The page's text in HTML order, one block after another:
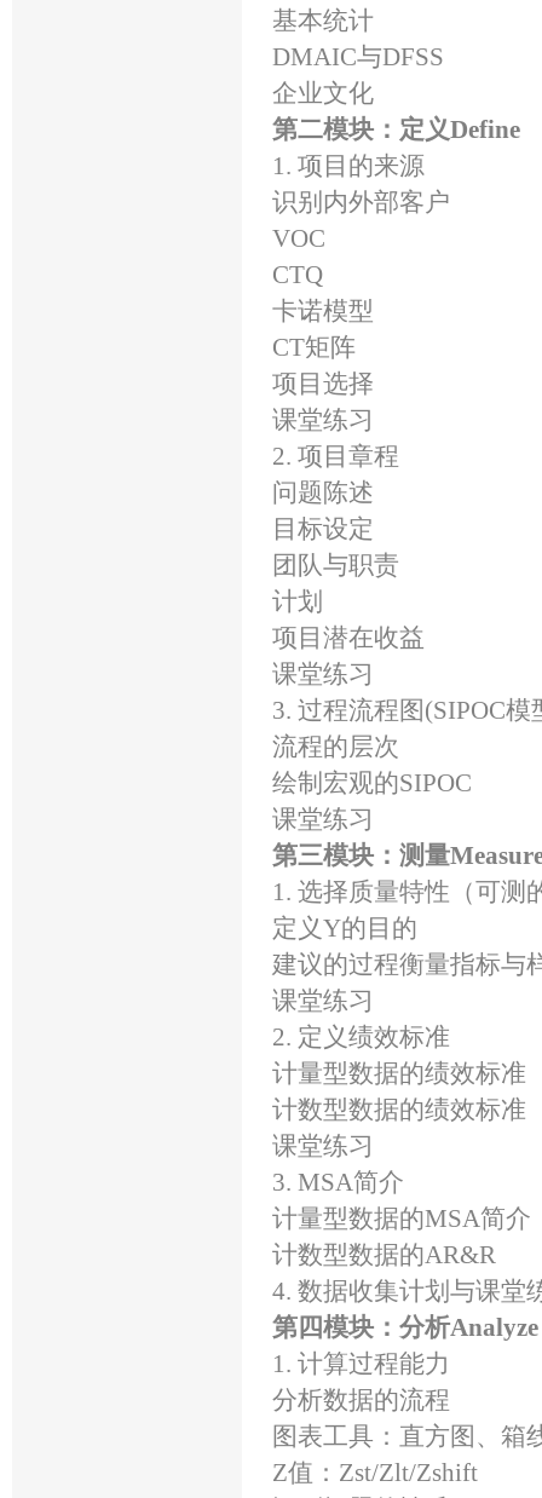
基本统计
DMAIC与DFSS
企业文化
第二模块：定义Define
1. 项目的来源
识别内外部客户
VOC
CTQ
卡诺模型
CT矩阵
项目选择
课堂练习
2. 项目章程
问题陈述
目标设定
团队与职责
计划
项目潜在收益
课堂练习
3. 过程流程图(SIPOC模
流程的层次
绘制宏观的SIPOC
课堂练习
第三模块：测量
1. 选择质量特性（可测
定义Y的目的
建议的过程衡量指标与
课堂练习
2. 定义绩效标准
计量型数据的绩效标准
计数型数据的绩效标准
课堂练习
3. MSA简介
计量型数据的MSA简介
计数型数据的AR&R
4. 数据收集计划与课堂
第四模块：分析
1. 计算过程能力
分析数据的流程
图表工具：直方图、箱
Z值：Zst/Zlt/Zshift